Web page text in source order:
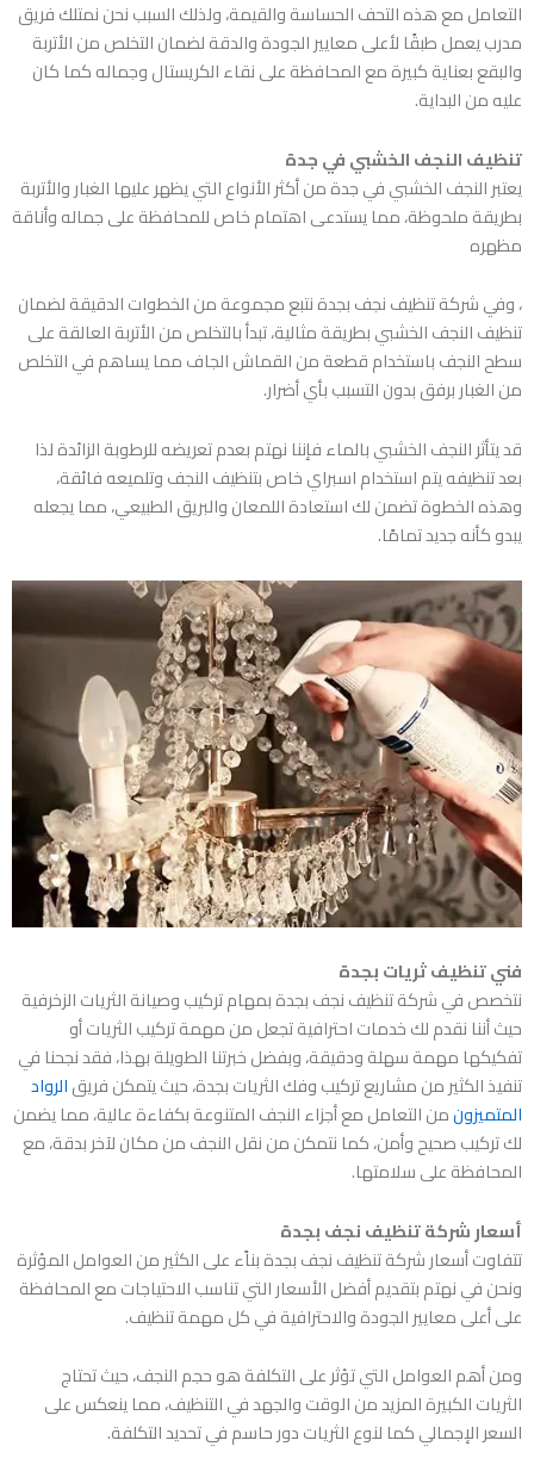
التعامل مع هذه التحف الحساسة والقيمة، ولذلك السبب نحن نمتلك فريق
مدرب يعمل طبقًا لأعلى معايير الجودة والدقة لضمان التخلص من الأتربة
والبقع بعناية كبيرة مع المحافظة على نقاء الكريستال وجماله كما كان
عليه من البداية.
تنظيف النجف الخشبي في جدة
يعتبر النجف الخشبي في جدة من أكثر الأنواع التي يظهر عليها الغبار والأتربة
بطريقة ملحوظة، مما يستدعى اهتمام خاص للمحافظة على جماله وأناقة
مظهره
، وفيشركة تنظيف نجف بجدةنتبع مجموعة من الخطوات الدقيقة لضمان
تنظيف النجف الخشبي بطريقة مثالية، تبدأ بالتخلص من الأتربة العالقة على
سطح النجف باستخدام قطعة من القماش الجاف مما يساهم في التخلص
من الغبار برفق بدون التسبب بأي أضرار.
قد يتأثر النجف الخشبي بالماء فإننا نهتم بعدم تعريضه للرطوبة الزائدة لذا
بعد تنظيفه يتم استخدام اسبراي خاص بتنظيف النجف وتلميعه فائقة،
وهذه الخطوة تضمن لك استعادة اللمعان والبريق الطبيعي، مما يجعله
يبدو كأنه جديد تمامًا.
فني تنظيف ثريات بجدة
نتخصص فيشركة تنظيف نجف بجدةبمهام تركيب وصيانة الثريات الزخرفية
حيث أننا نقدم لك خدمات احترافية تجعل من مهمة تركيب الثريات أو
تفكيكها مهمة سهلة ودقيقة، وبفضل خبرتنا الطويلة بهذا، فقد نجحنا في
تنفيذ الكثير من مشاريع تركيب وفك الثريات بجدة، حيث يتمكن فريقالرواد
المتميزونمن التعامل مع أجزاء النجف المتنوعة بكفاءة عالية، مما يضمن
لك تركيب صحيح وأمن، كما نتمكن من نقل النجف من مكان لآخر بدقة، مع
المحافظة على سلامتها.
أسعار شركة تنظيف نجف بجدة
تتفاوت أسعارشركة تنظيف نجف بجدةبناًء على الكثير من العوامل المؤثرة
ونحن في نهتم بتقديم أفضل الأسعار التي تناسب الاحتياجات مع المحافظة
على أعلى معايير الجودة والاحترافية في كل مهمة تنظيف.
ومن أهم العوامل التي تؤثر على التكلفة هو حجم النجف، حيث تحتاج
الثريات الكبيرة المزيد من الوقت والجهد في التنظيف، مما ينعكس على
السعر الإجمالي كما لنوع الثريات دور حاسم في تحديد التكلفة.